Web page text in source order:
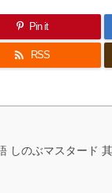
Pin it
 RSS
しのぶマスタード